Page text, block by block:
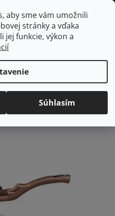
aby sme vám umožnili
stránky a vďaka
jej funkcie, výkon a
Súhlasím
Hľadať
a rajnice s rúčkou
Nepriľnavá
16 cm,
hodnotenia